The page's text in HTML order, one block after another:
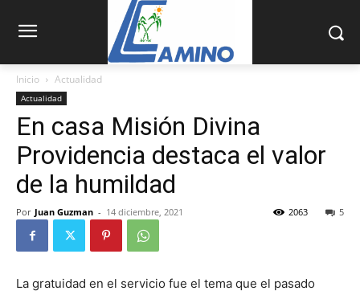
Inicio Actualidad
Actualidad
En casa Misión Divina
Providencia destaca el valor
de la humildad
Por Juan Guzman - 14 diciembre, 2021 5
2063
La gratuidad en el servicio fue el tema que el pasado